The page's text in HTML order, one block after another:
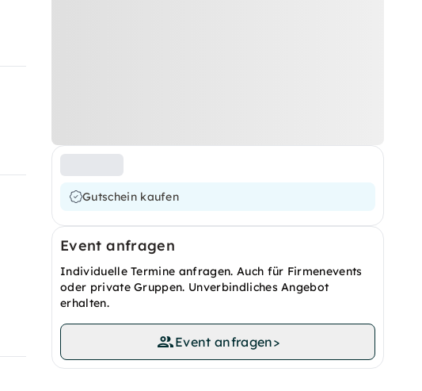
Gutschein kaufen
Event anfragen
Individuelle Termine anfragen. Auch für Firmenevents
oder private Gruppen. Unverbindliches Angebot
erhalten.
Event anfragen>